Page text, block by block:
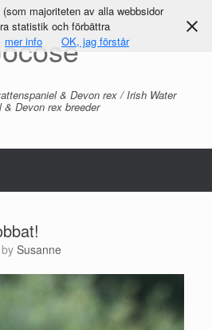
& Devon rex / Irish Water
& Devon rex breeder
by Susanne
majoriteten av alla webbsidor
statistik och förbättra
mer info OK, jag förstår